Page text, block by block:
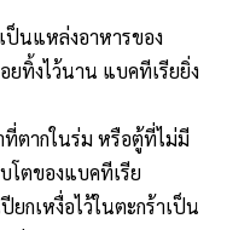
ป็นแหล่งอาหารของ
ยทิ้งไว้นาน แบคทีเรียยิ่ง
ที่ตากในร่ม หรือตู้ที่ไม่มี
โตของแบคทีเรีย
ยกเหงื่อไว้ในตะกร้าเป็น